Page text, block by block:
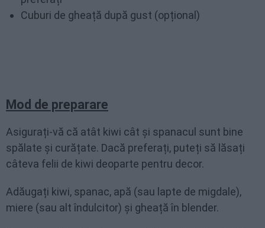
Cuburi de gheață după gust (opțional)
Mod de preparare
Asigurați-vă că atât kiwi cât și spanacul sunt bine
spălate și curățate. Dacă preferați, puteți să lăsați
câteva felii de kiwi deoparte pentru decor.
Adăugați kiwi, spanac, apă (sau lapte de migdale),
miere (sau alt îndulcitor) și gheață în blender.